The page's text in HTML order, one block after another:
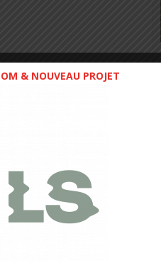
& NOUVEAU PROJET